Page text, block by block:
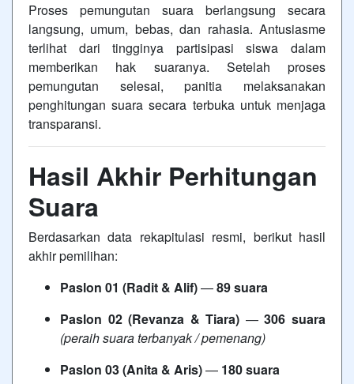
Proses pemungutan suara berlangsung secara
langsung, umum, bebas, dan rahasia. Antusiasme
terlihat dari tingginya partisipasi siswa dalam
memberikan hak suaranya. Setelah proses
pemungutan selesai, panitia melaksanakan
penghitungan suara secara terbuka untuk menjaga
transparansi.
Hasil Akhir Perhitungan
Suara
Berdasarkan data rekapitulasi resmi, berikut hasil
akhir pemilihan:
Paslon 01 (Radit & Alif)—89 suara
Paslon 02 (Revanza & Tiara) —306 suara
(peraih suara terbanyak / pemenang)
Paslon 03 (Anita & Aris)— 180 suara